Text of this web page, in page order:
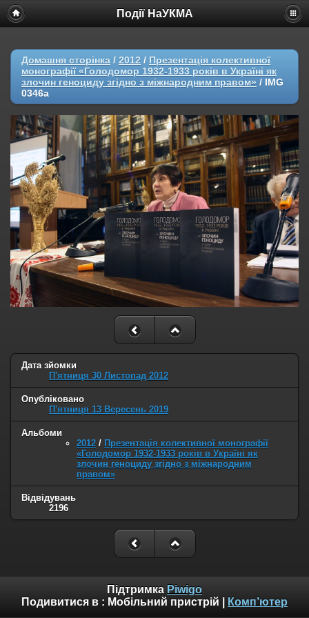
Події НаУКМА
Домашня сторінка / 2012 / Презентація колективної
монографії «Голодомор 1932-1933 років в Україні як
злочин геноциду згідно з міжнародним правом» / IMG
0346a
Дата зйомки
П'ятниця 30 Листопад 2012
Опубліковано
П'ятниця 13 Вересень 2019
Альбоми
2012 / Презентація колективної монографії
«Голодомор 1932-1933 років в Україні як
злочин геноциду згідно з міжнародним
правом»
Відвідувань
2196
Підтримка Piwigo
Подивитися в : Мобільний пристрій Комп’ютер